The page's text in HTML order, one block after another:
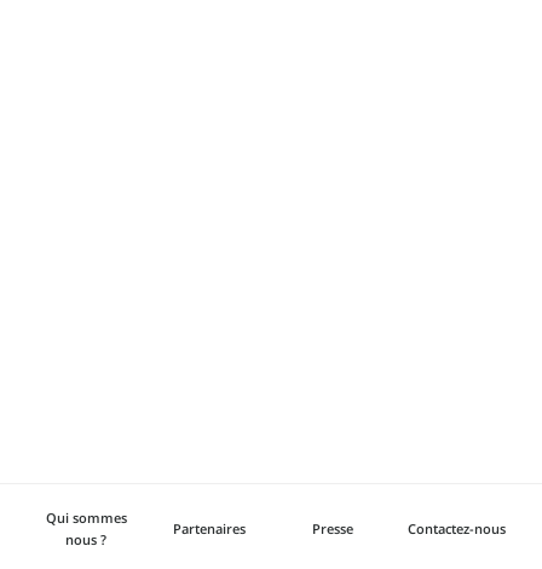
Qui sommes
nous ?
Partenaires Presse Contactez-nous